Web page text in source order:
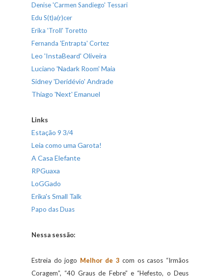
Denise 'Carmen Sandiego' Tessari
Edu S(t)a(r)cer
Erika 'Troll' Toretto
Fernanda 'Entrapta' Cortez
Leo 'InstaBeard' Oliveira
Luciano 'Nadark Room' Maia
Sidney 'Deridévio' Andrade
Thiago 'Next' Emanuel
Links
Estação 9 3/4
Leia como uma Garota!
A Casa Elefante
RPGuaxa
LoGGado
Erika's Small Talk
Papo das Duas
Nessa sessão:
Estreia do jogo Melhor de 3 com os casos “Irmãos
Coragem”, “40 Graus de Febre” e “Hefesto, o Deus